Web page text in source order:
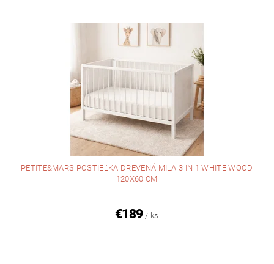
PETITE&MARS POSTIEĽKA DREVENÁ MILA 3 IN 1 WHITE WOOD
120X60 CM
€189 / ks